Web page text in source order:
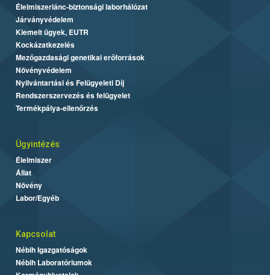
Élelmiszerlánc-biztonsági laborhálózat
Járványvédelem
Kiemelt ügyek, EUTR
Kockázatkezelés
Mezőgazdasági genetikai erőforrások
Növényvédelem
Nyilvántartási és Felügyeleti Díj
Rendszerszervezés és felügyelet
Termékpálya-ellenőrzés
Ügyintézés
Élelmiszer
Állat
Növény
Labor/Egyéb
Kapcsolat
Nébih Igazgatóságok
Nébih Laboratóriumok